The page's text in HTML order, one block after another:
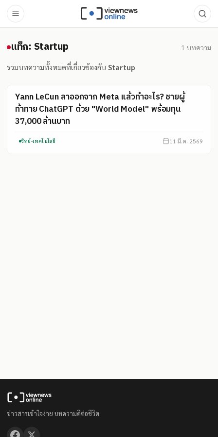
แท็ก: Startup
แท็ก: Startup 1 บทความ
รวมบทความทั้งหมดที่เกี่ยวข้องกับ Startup
Yann LeCun ลาออกจาก Meta แล้วทำอะไร? ชายผู้
ท้าทาย ChatGPT ด้วย "World Model" พร้อมทุน
37,000 ล้านบาท
วิทย์-เทคโนโลยี 11 มี.ค. 2569
ข่าวสารเข้าใจง่าย บทความดีต่อชีวิต